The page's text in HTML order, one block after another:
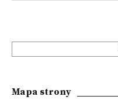
Mapa strony